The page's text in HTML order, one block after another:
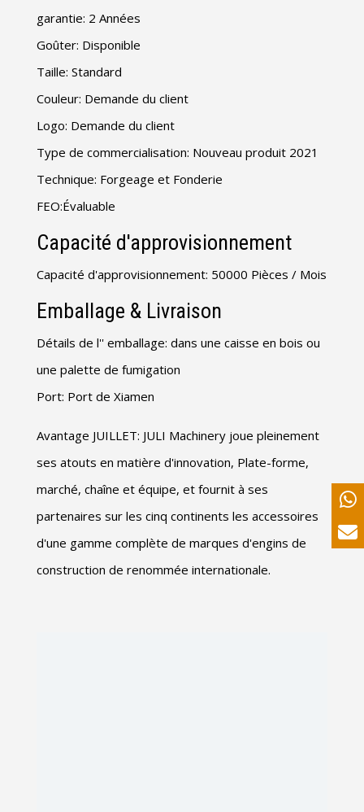
garantie: 2 Années
Goûter: Disponible
Taille: Standard
Couleur: Demande du client
Logo: Demande du client
Type de commercialisation: Nouveau produit 2021
Technique: Forgeage et Fonderie
FEO:Évaluable
Capacité d'approvisionnement
Capacité d'approvisionnement: 50000 Pièces / Mois
Emballage & Livraison
Détails de l'' emballage: dans une caisse en bois ou
une palette de fumigation
Port: Port de Xiamen
Avantage JUILLET: JULI Machinery joue pleinement
ses atouts en matière d'innovation, Plate-forme,
marché, chaîne et équipe, et fournit à ses
partenaires sur les cinq continents les accessoires
d'une gamme complète de marques d'engins de
construction de renommée internationale.